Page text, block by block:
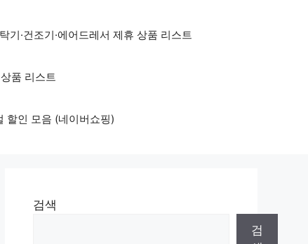
기·건조기·에어드레서 제휴 상품 리스트
품 리스트
할인 모음 (네이버쇼핑)
검색
검